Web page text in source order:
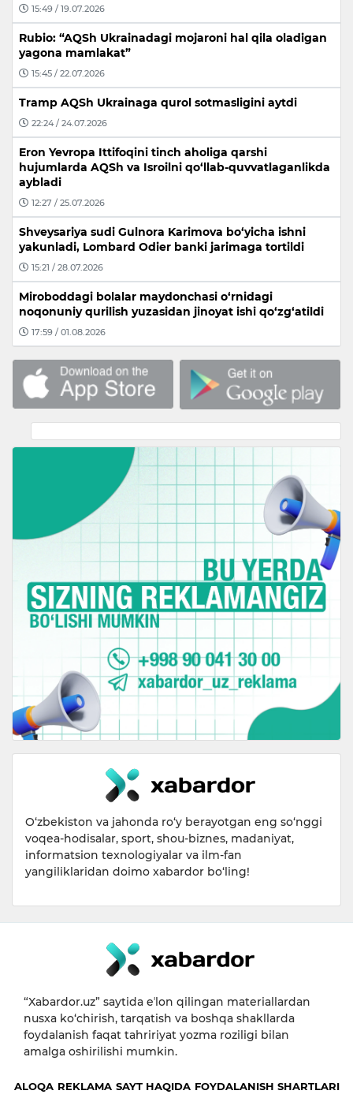
15:49 / 19.07.2026
Rubio: “AQSh Ukrainadagi mojaroni hal qila oladigan
yagona mamlakat”
15:45 / 22.07.2026
Tramp AQSh Ukrainaga qurol sotmasligini aytdi
22:24 / 24.07.2026
Eron Yevropa Ittifoqini tinch aholiga qarshi
hujumlarda AQSh va Isroilni qo‘llab-quvvatlaganlikda
aybladi
12:27 / 25.07.2026
Shveysariya sudi Gulnora Karimova bo‘yicha ishni
yakunladi, Lombard Odier banki jarimaga tortildi
15:21 / 28.07.2026
Miroboddagi bolalar maydonchasi o‘rnidagi
noqonuniy qurilish yuzasidan jinoyat ishi qo‘zg‘atildi
17:59 / 01.08.2026
O‘zbekiston va jahonda ro‘y berayotgan eng so‘nggi
voqea-hodisalar, sport, shou-biznes, madaniyat,
informatsion texnologiyalar va ilm-fan
yangiliklaridan doimo xabardor bo‘ling!
“Xabardor.uz” saytida eʼlon qilingan materiallardan
nusxa ko‘chirish, tarqatish va boshqa shakllarda
foydalanish faqat tahririyat yozma roziligi bilan
amalga oshirilishi mumkin.
ALOQA REKLAMA SAYT HAQIDA FOYDALANISH SHARTLARI